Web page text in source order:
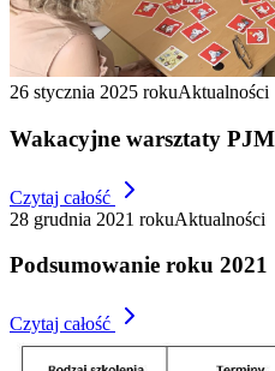
26 stycznia 2025 rokuAktualności
Wakacyjne warsztaty
Czytaj całość
28 grudnia 2021 rokuAktualności
Podsumowanie roku 2021
Czytaj całość